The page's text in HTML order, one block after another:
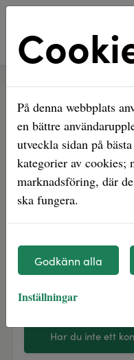
Hem Mina sidor
Mina sidor
Mobilt BankID
Har du inte ett
På denna webbplats
en bättre
utveckla sidan på
kategorier av cookies;
marknadsföring, där
ska fungera.
Godkänn alla
Inställningar